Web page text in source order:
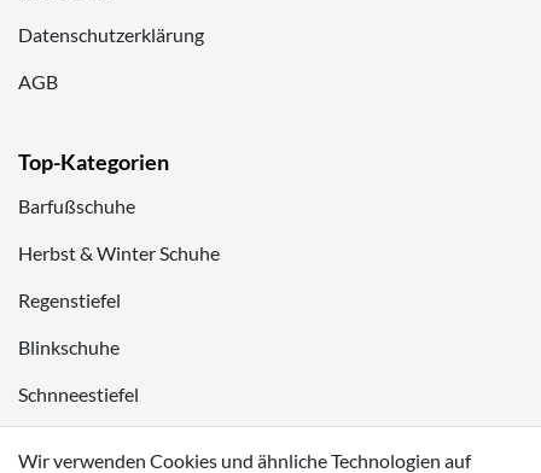
Datenschutzerklärung
AGB
Top-Kategorien
Barfußschuhe
Herbst & Winter Schuhe
Regenstiefel
Blinkschuhe
Schnneestiefel
Wir verwenden Cookies und ähnliche Technologien auf